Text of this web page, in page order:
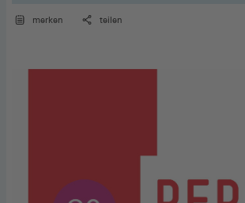
merken teilen